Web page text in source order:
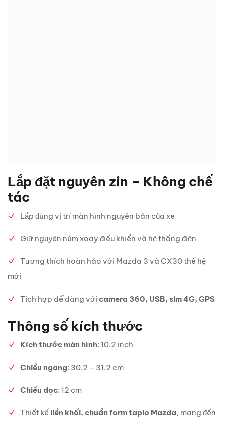
Lắp đặt nguyên zin – Không chế
tác
Lắp đúng vị trí màn hình nguyên bản của xe
Giữ nguyên núm xoay điều khiển và hệ thống điện
Tương thích hoàn hảo với Mazda 3 và CX30 thế hệ
mới
Tích hợp dễ dàng với camera 360, USB, sim 4G, GPS
Thông số kích thước
Kích thước màn hình: 10.2 inch
Chiều ngang: 30.2 – 31.2 cm
Chiều dọc: 12 cm
Thiết kế liền khối, chuẩn form taplo Mazda, mang đến